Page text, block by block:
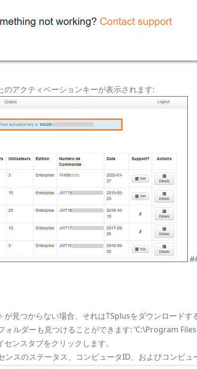
のアクティベーションキーが表示されます:
が見つからない場合、それはTSplusをダウンロード
ォルダーも見つけることができます: ‘C:\Program
ンスタブをクリックします。
ンスのステータス、コンピュータID、およびコンピ